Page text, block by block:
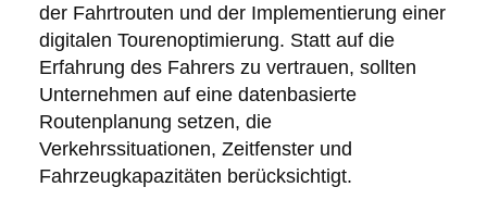
der Fahrtrouten und der Implementierung einer
digitalen Tourenoptimierung. Statt auf die
Erfahrung des Fahrers zu vertrauen, sollten
Unternehmen auf eine datenbasierte
Routenplanung setzen, die
Verkehrssituationen, Zeitfenster und
Fahrzeugkapazitäten berücksichtigt.